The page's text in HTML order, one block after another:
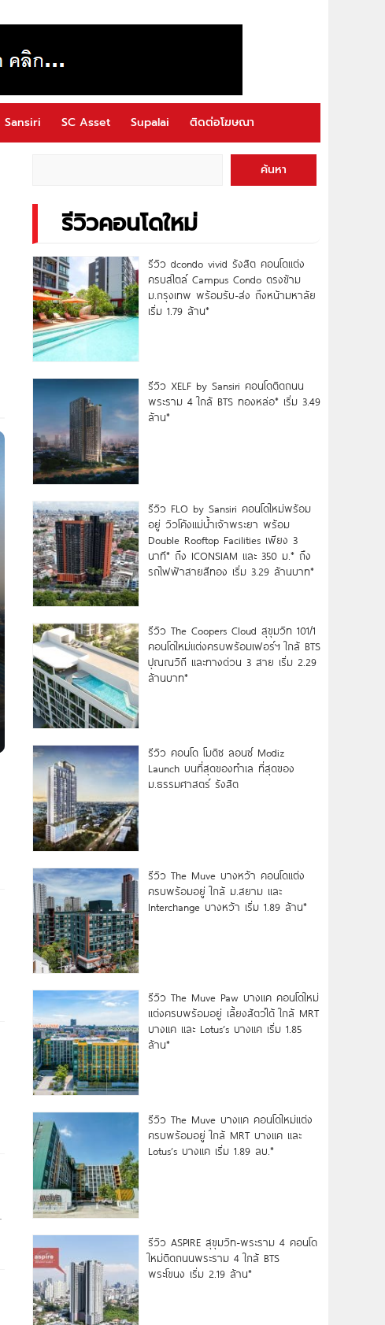
Sansiri SC Asset Supalai ติดต่อโฆษณา
ค้นหา
รีวิวคอนโดใหม่
รีวิว dcondo vivid รังสิต คอนโดแต่ง
ครบสไตล์ Campus Condo ตรงข้าม
ม.กรุงเทพ พร้อมรับ-ส่ง ถึงหน้ามหาลัย
เริ่ม 1.79 ล้าน*
รีวิว XELF by Sansiri คอนโดติดถนน
พระราม 4 ใกล้ BTS ทองหล่อ* เริ่ม 3.49
ล้าน*
รีวิว FLO by Sansiri คอนโดใหม่พร้อม
อยู่ วิวโค้งแม่น้ำเจ้าพระยา พร้อม
Double Rooftop Facilities เพียง 3
นาที* ถึง ICONSIAM และ 350 ม.* ถึง
รถไฟฟ้าสายสีทอง เริ่ม 3.29 ล้านบาท*
รีวิว The Coopers Cloud สุขุมวิท 101/1
คอนโดใหม่แต่งครบพร้อมเฟอร์ฯ ใกล้ BTS
ปุณณวิถี และทางด่วน 3 สาย เริ่ม 2.29
ล้านบาท*
รีวิว คอนโด โมดิซ ลอนซ์ Modiz
Launch บนที่สุดของทำเล ที่สุดของ
ม.ธรรมศาสตร์ รังสิต
รีวิว The Muve บางหว้า คอนโดแต่ง
ครบพร้อมอยู่ ใกล้ ม.สยาม และ
Interchange บางหว้า เริ่ม 1.89 ล้าน*
รีวิว The Muve Paw บางแค คอนโดใหม่
แต่งครบพร้อมอยู่ เลี้ยงสัตว์ได้ ใกล้ MRT
บางแค และ Lotus’s บางแค เริ่ม 1.85
ล้าน*
รีวิว The Muve บางแค คอนโดใหม่แต่ง
ครบพร้อมอยู่ ใกล้ MRT บางแค และ
Lotus’s บางแค เริ่ม 1.89 ลบ.*
รีวิว ASPIRE สุขุมวิท-พระราม 4 คอนโด
ใหม่ติดถนนพระราม 4 ใกล้ BTS
พระโขนง เริ่ม 2.19 ล้าน*